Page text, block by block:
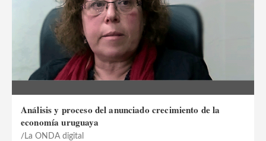
Análisis y proceso del anunciado crecimiento de la
economía uruguaya
La ONDA digital